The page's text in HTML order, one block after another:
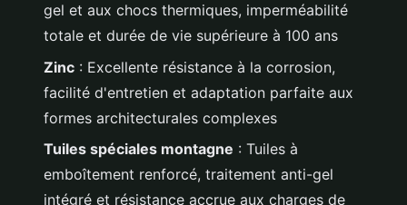
gel et aux chocs thermiques, imperméabilité
totale et durée de vie supérieure à 100 ans
Zinc : Excellente résistance à la corrosion,
facilité d'entretien et adaptation parfaite aux
formes architecturales complexes
Tuiles spéciales montagne : Tuiles à
emboîtement renforcé, traitement anti-gel
intégré et résistance accrue aux charges de